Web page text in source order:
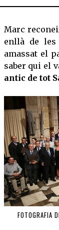
Marc
enllà de les
amassat el
saber qui el
antic de tot
FOTOGRAFIA